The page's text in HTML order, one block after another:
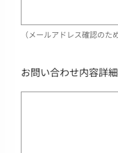
（メールアドレス確認の
お問い合わせ内容詳細